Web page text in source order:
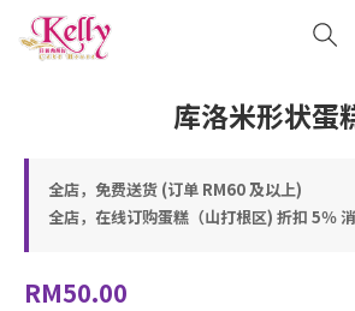
库洛米形状蛋
全店，免费送货 (订单 RM60 及以上)
全店，在线订购蛋糕（山打根区) 折扣 5％
RM50.00